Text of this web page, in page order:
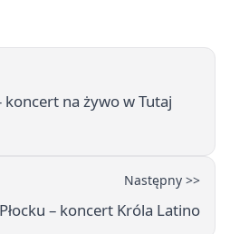
koncert na żywo w Tutaj
Następny >>
– koncert Króla Latino